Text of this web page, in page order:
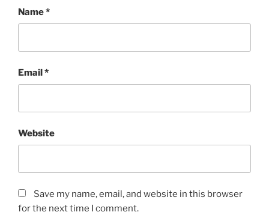
Name*
Email*
Website
Save my name, email, and website in this browser
for the next time I comment.